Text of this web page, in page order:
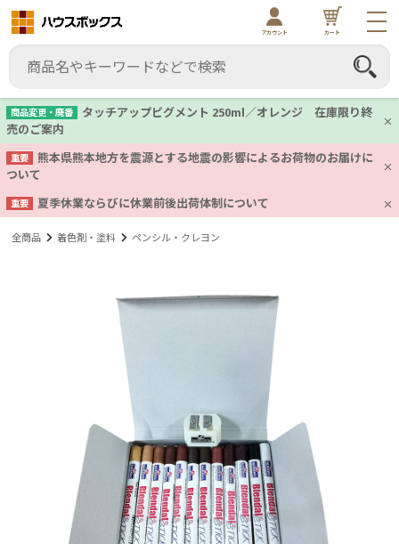
商品変更・廃番
タッチアップピグメント 250ml／オレンジ 在庫限り終
売のご案内
重要
熊本県熊本地方を震源とする地震の影響によるお荷物のお届けに
ついて
重要 夏季休業ならびに休業前後出荷体制について
アカウント カート
全商品 着色剤・塗料 ペンシル・クレヨン